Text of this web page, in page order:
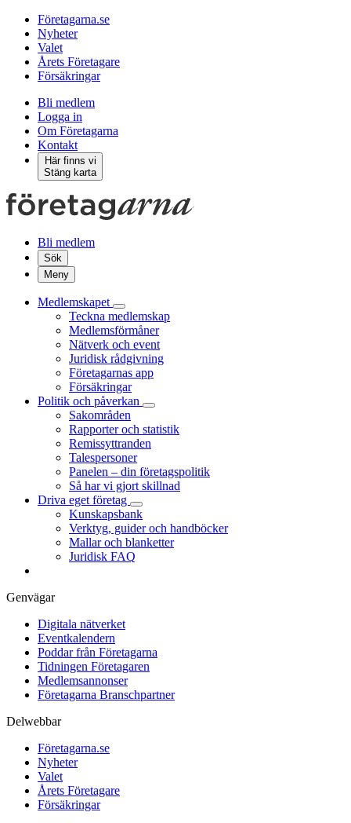
Företagarna.se
Nyheter
Valet
Årets Företagare
Försäkringar
Bli medlem
Logga in
Om Företagarna
Kontakt
Här finns vi
Stäng karta
Bli medlem
Sök
Meny
Medlemskapet
Teckna medlemskap
Medlemsförmåner
Nätverk och event
Juridisk rådgivning
Företagarnas app
Försäkringar
Politik och påverkan
Sakområden
Rapporter och statistik
Remissyttranden
Talespersoner
Panelen – din företagspolitik
Så har vi gjort skillnad
Driva eget företag
Kunskapsbank
Verktyg, guider och handböcker
Mallar och blanketter
Juridisk FAQ
Genvägar
Digitala nätverket
Eventkalendern
Poddar från Företagarna
Tidningen Företagaren
Medlemsannonser
Företagarna Branschpartner
Delwebbar
Företagarna.se
Nyheter
Valet
Årets Företagare
Försäkringar